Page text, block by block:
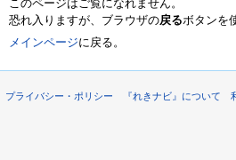
このページはご覧になれません。
恐れ入りますが、ブラウザの戻るボタンを
メインページに戻る。
プライバシー・ポリシー 『れきナビ』について